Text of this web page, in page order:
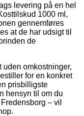
levering på en hel
1000 ml,
gennemføres
at de har udsigt til
de
uden omkostninger,
for en konkret
prisbilligste
hensyn til om du
– vil